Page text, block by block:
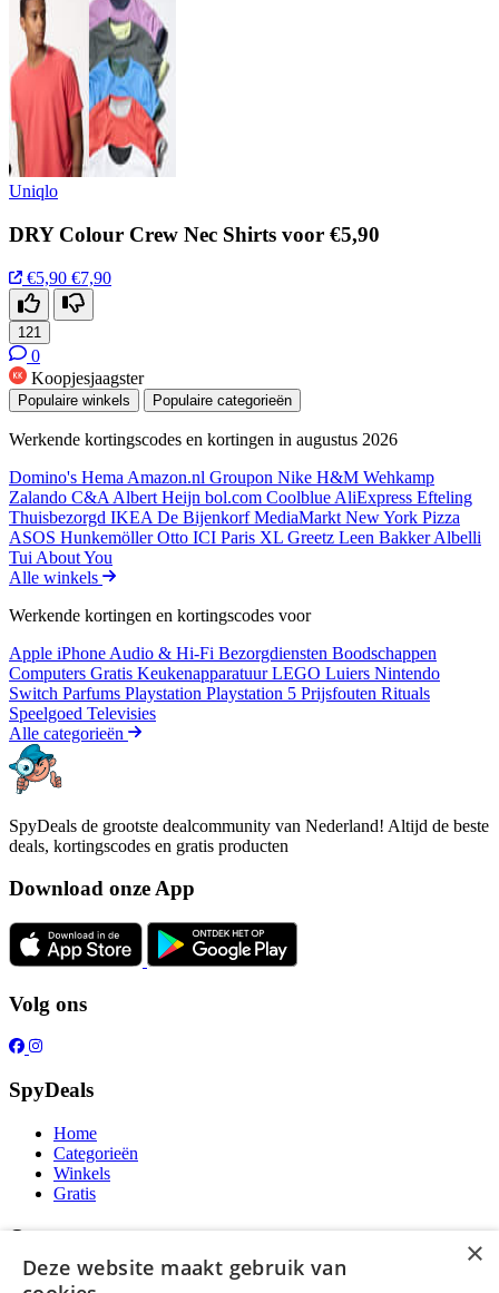
Uniqlo
DRY Colour Crew Nec Shirts voor €5,90
€5,90 €7,90
121
0
Koopjesjaagster
Populaire winkels Populaire categorieën
Werkende kortingscodes en kortingen in augustus 2026
Domino's Hema Amazon.nl Groupon Nike H&M Wehkamp
Zalando C&A Albert Heijn bol.com Coolblue AliExpress Efteling
Thuisbezorgd IKEA De BijenkorfMediaMarkt New York Pizza
ASOS HunkemöllerOtto ICI Paris XL Greetz Leen BakkerAlbelli
Tui About You
Alle winkels
Werkende kortingen en kortingscodes voor
Apple iPhone Audio & Hi-Fi Bezorgdiensten Boodschappen
Computers Gratis KeukenapparatuurLEGO Luiers Nintendo
Switch Parfums Playstation Playstation 5 Prijsfouten Rituals
Speelgoed Televisies
Alle categorieën
SpyDeals de grootste dealcommunity van Nederland! Altijd de beste
deals, kortingscodes en gratis producten
Download onze App
Volg ons
SpyDeals
Home
Categorieën
Winkels
Gratis
Over ons
Over ons
×
Deze website maakt gebruik van